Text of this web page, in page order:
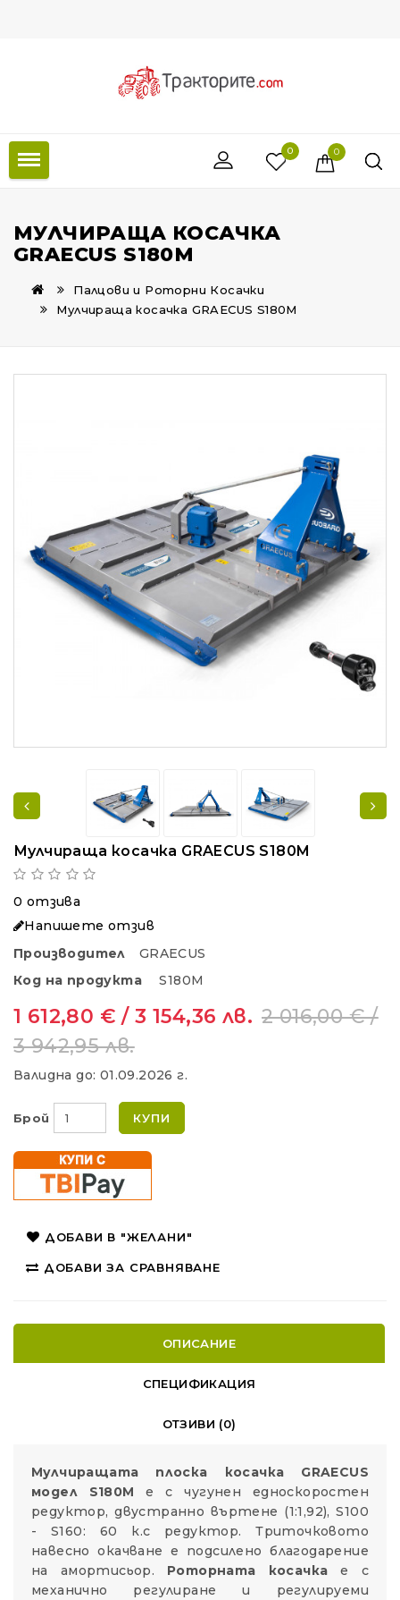
0 0
МУЛЧИРАЩА КОСАЧКА
GRAECUS S180M
Палцови и Роторни Косачки
Мулчираща косачка GRAECUS S180M
Мулчираща косачка GRAECUS S180M
0 отзива
Напишете отзив
Производител
GRAECUS
Код на продукта
S180M
1 612,80 € / 3 154,36 лв. 2 016,00 € /
3 942,95 лв.
Валидна до: 01.09.2026 г.
Брой КУПИ
ДОБАВИ В "ЖЕЛАНИ"
ДОБАВИ ЗА СРАВНЯВАНЕ
ОПИСАНИЕ
СПЕЦИФИКАЦИЯ
ОТЗИВИ (0)
Мулчиращата плоска косачка GRAECUS
модел S180M е с чугунен едноскоростен
редуктор, двустранно въртене (1:1,92), S100
- S160: 60 к.с редуктор. Триточковото
навесно окачване е подсилено благодарение
на амортисьор. Роторната косачка е с
механично регулиране и регулируеми